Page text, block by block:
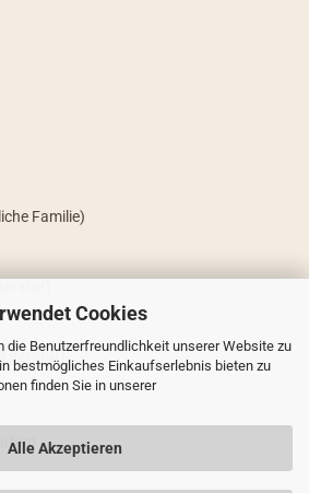
Cookies
die Benutzerfreundlichkeit unserer Website zu
bestmögliches Einkaufserlebnis bieten zu
finden Sie in unserer
Alle Akzeptieren
Familie)
Literatur)